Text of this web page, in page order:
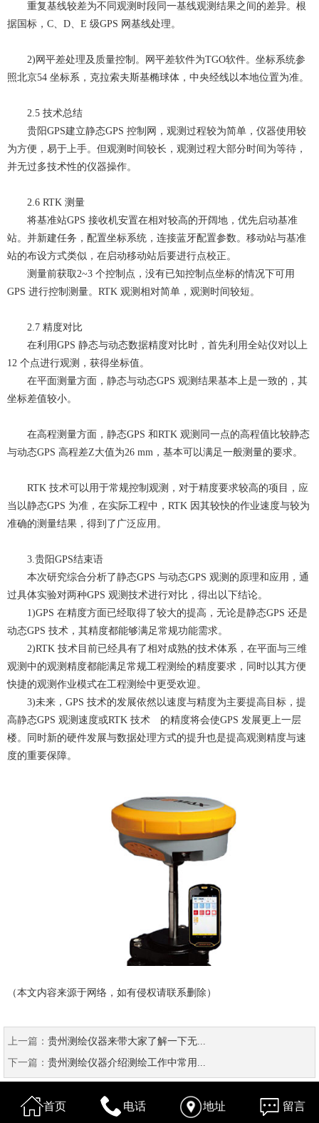
重复基线较差为不同观测时段同一基线观测结果之间的差异。根
据国标，C、D、E 级GPS 网基线处理。
2)网平差处理及质量控制。网平差软件为TGO软件。坐标系统参
照北京54 坐标系，克拉索夫斯基椭球体，中央经线以本地位置为准。
2.5 技术总结
贵阳GPS建立静态GPS 控制网，观测过程较为简单，仪器使用较
为方便，易于上手。但观测时间较长，观测过程大部分时间为等待，
并无过多技术性的仪器操作。
2.6 RTK 测量
将基准站GPS 接收机安置在相对较高的开阔地，优先启动基准
站。并新建任务，配置坐标系统，连接蓝牙配置参数。移动站与基准
站的布设方式类似，在启动移动站后要进行点校正。
测量前获取2~3 个控制点，没有已知控制点坐标的情况下可用
GPS 进行控制测量。RTK 观测相对简单，观测时间较短。
2.7 精度对比
在利用GPS 静态与动态数据精度对比时，首先利用全站仪对以上
12 个点进行观测，获得坐标值。
在平面测量方面，静态与动态GPS 观测结果基本上是一致的，其
坐标差值较小。
在高程测量方面，静态GPS 和RTK 观测同一点的高程值比较静态
与动态GPS 高程差Z大值为26 mm，基本可以满足一般测量的要求。
RTK 技术可以用于常规控制观测，对于精度要求较高的项目，应
当以静态GPS 为准，在实际工程中，RTK 因其较快的作业速度与较为
准确的测量结果，得到了广泛应用。
3.贵阳GPS结束语
本次研究综合分析了静态GPS 与动态GPS 观测的原理和应用，通
过具体实验对两种GPS 观测技术进行对比，得出以下结论。
1)GPS 在精度方面已经取得了较大的提高，无论是静态GPS 还是
动态GPS 技术，其精度都能够满足常规功能需求。
2)RTK 技术目前已经具有了相对成熟的技术体系，在平面与三维
观测中的观测精度都能满足常规工程测绘的精度要求，同时以其方便
快捷的观测作业模式在工程测绘中更受欢迎。
3)未来，GPS 技术的发展依然以速度与精度为主要提高目标，提
高静态GPS 观测速度或RTK 技术 的精度将会使GPS 发展更上一层
楼。同时新的硬件发展与数据处理方式的提升也是提高观测精度与速
度的重要保障。
（本文内容来源于网络，如有侵权请联系删除）
上一篇： 贵州测绘仪器来带大家了解一下无...
下一篇： 贵州测绘仪器介绍测绘工作中常用...
首页 电话 地址 留言